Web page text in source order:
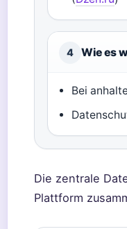
4 Wie es
Bei
Die zentrale
Plattform